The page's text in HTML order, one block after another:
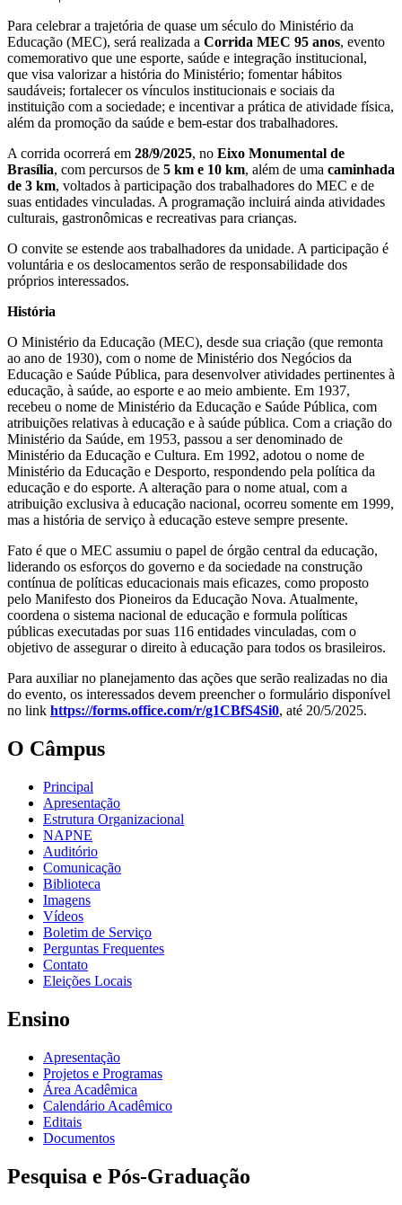
Para celebrar a trajetória de quase um século do Ministério da
Educação (MEC), será realizada a Corrida MEC 95 anos, evento
comemorativo que une esporte, saúde e integração institucional,
que visa valorizar a história do Ministério; fomentar hábitos
saudáveis; fortalecer os vínculos institucionais e sociais da
instituição com a sociedade; e incentivar a prática de atividade física,
além da promoção da saúde e bem-estar dos trabalhadores.
A corrida ocorrerá em 28/9/2025, no Eixo Monumental de
Brasília, com percursos de 5 km e 10 km, além de uma caminhada
de 3 km, voltados à participação dos trabalhadores do MEC e de
suas entidades vinculadas. A programação incluirá ainda atividades
culturais, gastronômicas e recreativas para crianças.
O convite se estende aos trabalhadores da unidade. A participação é
voluntária e os deslocamentos serão de responsabilidade dos
próprios interessados.
História
O Ministério da Educação (MEC), desde sua criação (que remonta
ao ano de 1930), com o nome de Ministério dos Negócios da
Educação e Saúde Pública, para desenvolver atividades pertinentes à
educação, à saúde, ao esporte e ao meio ambiente. Em 1937,
recebeu o nome de Ministério da Educação e Saúde Pública, com
atribuições relativas à educação e à saúde pública. Com a criação do
Ministério da Saúde, em 1953, passou a ser denominado de
Ministério da Educação e Cultura. Em 1992, adotou o nome de
Ministério da Educação e Desporto, respondendo pela política da
educação e do esporte. A alteração para o nome atual, com a
atribuição exclusiva à educação nacional, ocorreu somente em 1999,
mas a história de serviço à educação esteve sempre presente.
Fato é que o MEC assumiu o papel de órgão central da educação,
liderando os esforços do governo e da sociedade na construção
contínua de políticas educacionais mais eficazes, como proposto
pelo Manifesto dos Pioneiros da Educação Nova. Atualmente,
coordena o sistema nacional de educação e formula políticas
públicas executadas por suas 116 entidades vinculadas, com o
objetivo de assegurar o direito à educação para todos os brasileiros.
Para auxiliar no planejamento das ações que serão realizadas no dia
do evento, os interessados devem preencher o formulário disponível
no link https://forms.office.com/r/g1CBfS4Si0, até 20/5/2025.
O Câmpus
Principal
Apresentação
Estrutura Organizacional
NAPNE
Auditório
Comunicação
Biblioteca
Imagens
Vídeos
Boletim de Serviço
Perguntas Frequentes
Contato
Eleições Locais
Ensino
Apresentação
Projetos e Programas
Área Acadêmica
Calendário Acadêmico
Editais
Documentos
Pesquisa e Pós-Graduação